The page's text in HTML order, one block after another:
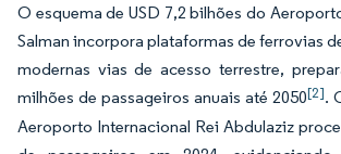
O esquema de USD 7,2 bilhões do
Salman incorpora plataformas de ferrovias
modernas vias de acesso terrestre,
milhões de passageiros anuais até 2050[2].
Aeroporto Internacional Rei Abdulaziz